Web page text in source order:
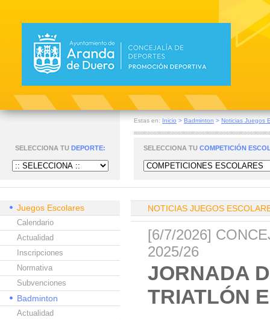
Estas en: Inicio > Badminton > Noticias Juegos
SELECCIONA TU DEPORTE: SELECCIONA TU COMPETICIÓN
Juegos Escolares
Calendario
Actualidad
Inscripciones
Normativa
Subvenciones
Badminton
Actualidad
NOTICIAS JUEGOS
[6/7/2026]
2025/26
JORNADA
TRIATLÓN